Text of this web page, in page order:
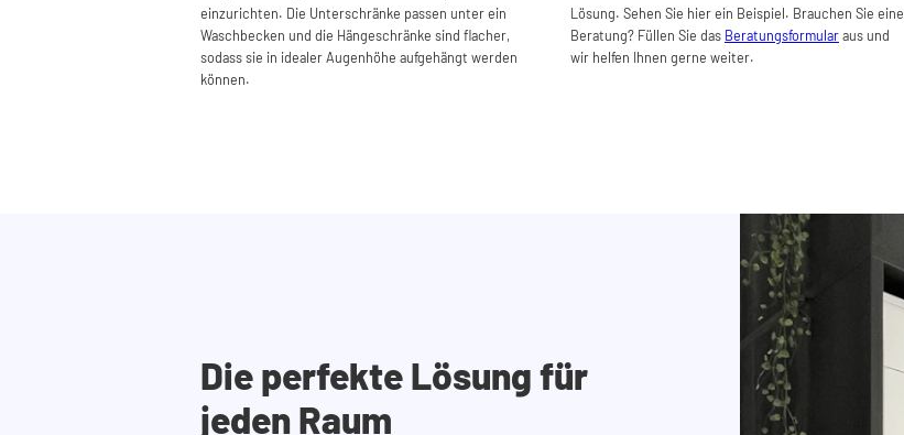
einzurichten. Die Unterschränke passen unter ein
Waschbecken und die Hängeschränke sind flacher,
sodass sie in idealer Augenhöhe aufgehängt werden
können.
Lösung. Sehen Sie hier ein Beispiel. Brauchen Sie eine
Beratung? Füllen Sie das Beratungsformularaus und
wir helfen Ihnen gerne weiter.
Die perfekte Lösung für
jeden Raum